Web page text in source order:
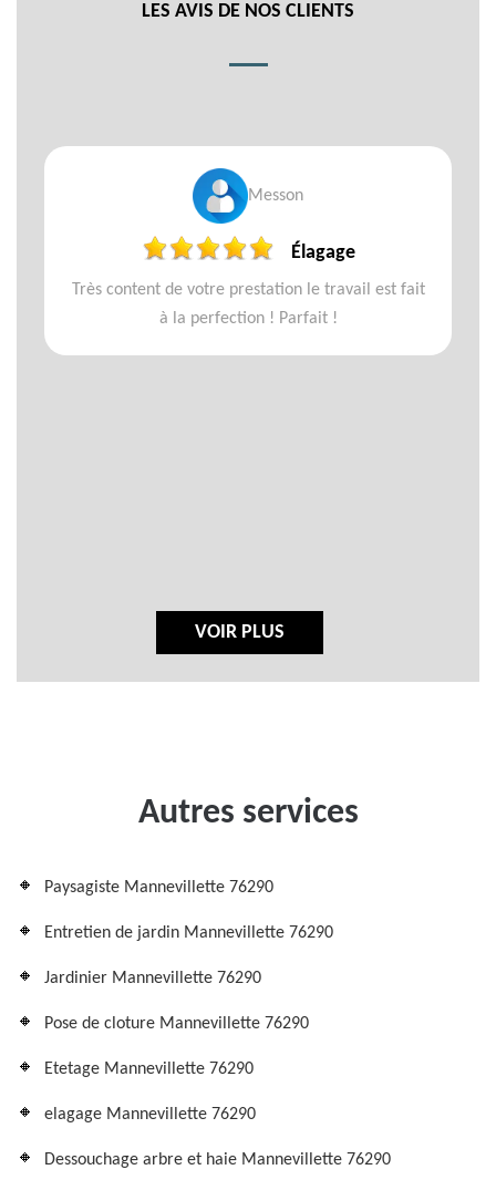
LES AVIS DE NOS CLIENTS
Messon
Élagage
Très content de votre prestation le travail est fait
à la perfection ! Parfait !
VOIR PLUS
Autres services
Paysagiste Mannevillette 76290
Entretien de jardin Mannevillette 76290
Jardinier Mannevillette 76290
Pose de cloture Mannevillette 76290
Etetage Mannevillette 76290
elagage Mannevillette 76290
Dessouchage arbre et haie Mannevillette 76290